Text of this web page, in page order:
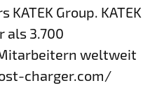
Group. KATEK
als 3.700
weltweit
charger.com/